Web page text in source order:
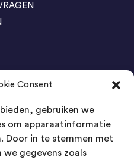
Consent
gebruiken we
om apparaatinformatie
Door in te stemmen met
gegevens zoals
Winterswijk
- Cologne